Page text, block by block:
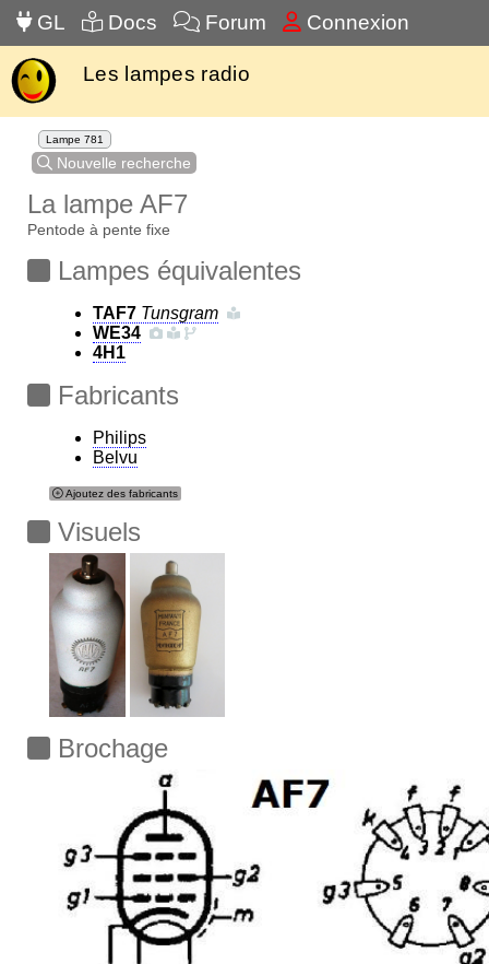
GL Docs Forum Connexion
Les lampes radio
Lampe 781
Nouvelle recherche
La lampe AF7
Pentode à pente fixe
Lampes équivalentes
TAF7 Tunsgram
WE34
4H1
Fabricants
Philips
Belvu
Ajoutez des fabricants
Visuels
Brochage